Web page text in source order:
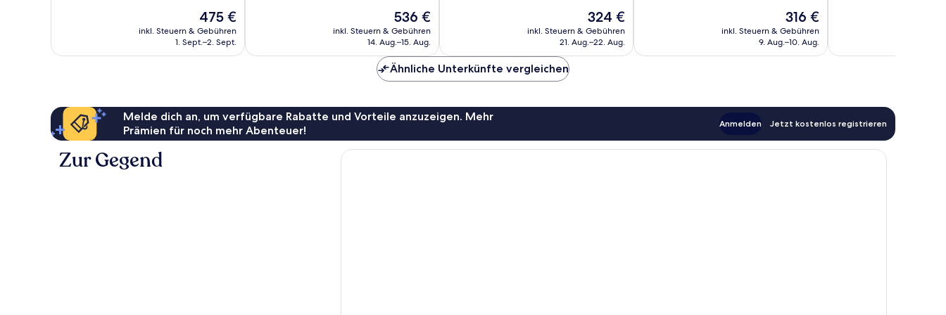
Der
Preis
beträgt
475 €
inkl. Steuern & Gebühren
1. Sept.–2. Sept.
Der
Preis
beträgt
536 €
inkl. Steuern & Gebühren
14. Aug.–15. Aug.
Der
Preis
beträgt
324 €
inkl. Steuern & Gebühren
21. Aug.–22. Aug.
Der
Preis
beträgt
316 €
inkl. Steuern & Gebühren
9. Aug.–10. Aug.
Ähnliche Unterkünfte vergleichen
Melde dich an, um verfügbare Rabatte und Vorteile anzuzeigen. Mehr
Prämien für noch mehr Abenteuer!
Anmelden Jetzt kostenlos registrieren
Zur Gegend